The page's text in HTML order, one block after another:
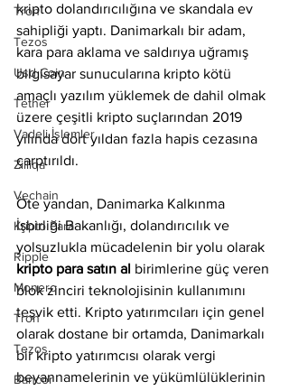
Tron
Tezos
Usd Coin
Tether
Vadeli İşlemler
Zilliqa
Vechain
Kripto Para
Ripple
Monero
Tron
Tezos
Bancor
kripto dolandırıcılığına ve skandala ev
sahipliği yaptı. Danimarkalı bir adam,
kara para aklama ve saldırıya uğramış
bilgisayar sunucularına kripto kötü
amaçlı yazılım yüklemek de dahil olmak
üzere çeşitli kripto suçlarından 2019
yılında dört yıldan fazla hapis cezasına
çarptırıldı.
Öte yandan, Danimarka Kalkınma
İşbirliği Bakanlığı, dolandırıcılık ve
yolsuzlukla mücadelenin bir yolu olarak
kripto para satın al birimlerine güç veren
blok zinciri teknolojisinin kullanımını
teşvik etti. Kripto yatırımcıları için genel
olarak dostane bir ortamda, Danimarkalı
bir kripto yatırımcısı olarak vergi
beyannamelerinin ve yükümlülüklerinin